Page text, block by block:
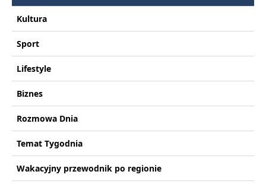
Kultura
Sport
Lifestyle
Biznes
Rozmowa Dnia
Temat Tygodnia
Wakacyjny przewodnik po regionie